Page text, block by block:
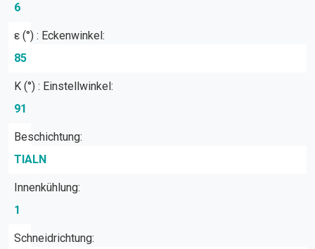
6
ε (°) : Eckenwinkel:
85
Κ (°) : Einstellwinkel:
91
Beschichtung:
TIALN
Innenkühlung:
1
Schneidrichtung: